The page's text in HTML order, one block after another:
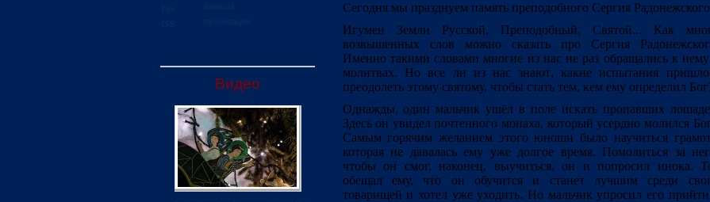
Видео
Сегодня мы празднуем память преподобного Сергия
Игумен Земли Русской, Преподобный, Святой... Как
возвышенных слов можно сказать про Сергия
Именно такими словами многие из нас не раз обращались к
молитвах. Но все ли из нас знают, какие испытания
преодолеть этому святому, чтобы стать тем, кем ему определил
Однажды, один мальчик ушёл в поле искать пропавших
Здесь он увидел почтенного монаха, который усердно молился
Самым горячим желанием этого юноши было научиться
которая не давалась ему уже долгое время. Помолиться за
чтобы он смог, наконец, выучиться, он и попросил инока.
обещал ему, что он обучится и станет лучшим среди
товарищей и хотел уже уходить. Но мальчик упросил его